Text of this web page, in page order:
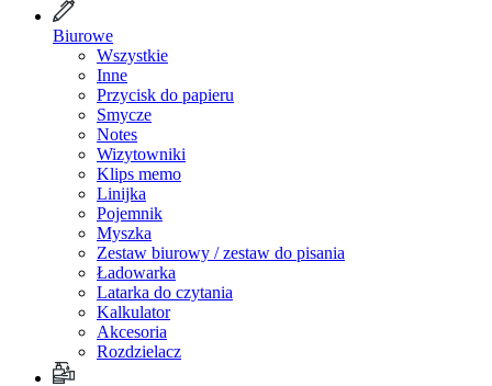
Biurowe
Wszystkie
Inne
Przycisk do papieru
Smycze
Notes
Wizytowniki
Klips memo
Linijka
Pojemnik
Myszka
Zestaw biurowy / zestaw do pisania
Ładowarka
Latarka do czytania
Kalkulator
Akcesoria
Rozdzielacz